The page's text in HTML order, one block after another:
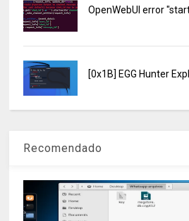
OpenWebUI error
[0x1B] EGG Hunter
Recomendado